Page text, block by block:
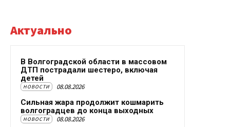
Актуально
В Волгоградской области в массовом
ДТП пострадали шестеро, включая
детей
НОВОСТИ 08.08.2026
Сильная жара продолжит кошмарить
волгоградцев до конца выходных
НОВОСТИ 08.08.2026